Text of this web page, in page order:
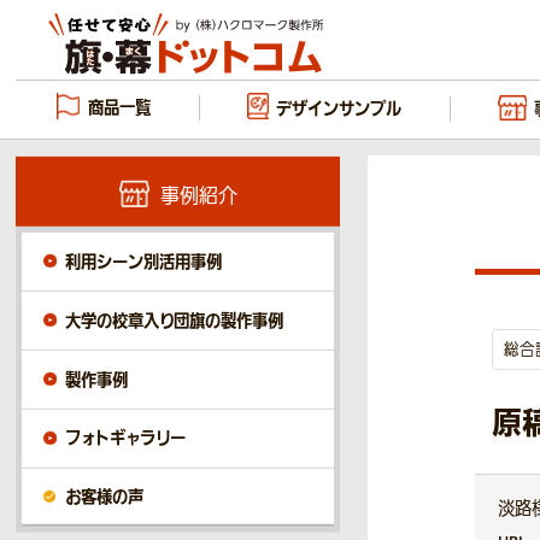
商品一覧 デザインサンプル
総合
原
淡路
事例紹介
利用シーン別活用事例
大学の校章入り団旗の製作事例
製作事例
フォトギャラリー
お客様の声